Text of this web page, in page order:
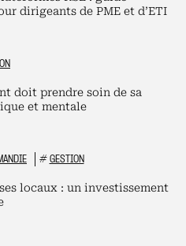
dirigeants de PME et d’ETI
doit prendre soin de sa
et mentale
# GESTION
locaux : un investissement